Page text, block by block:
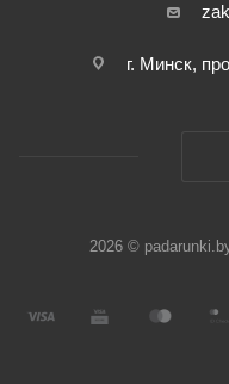
г. Минск,
2026 ©